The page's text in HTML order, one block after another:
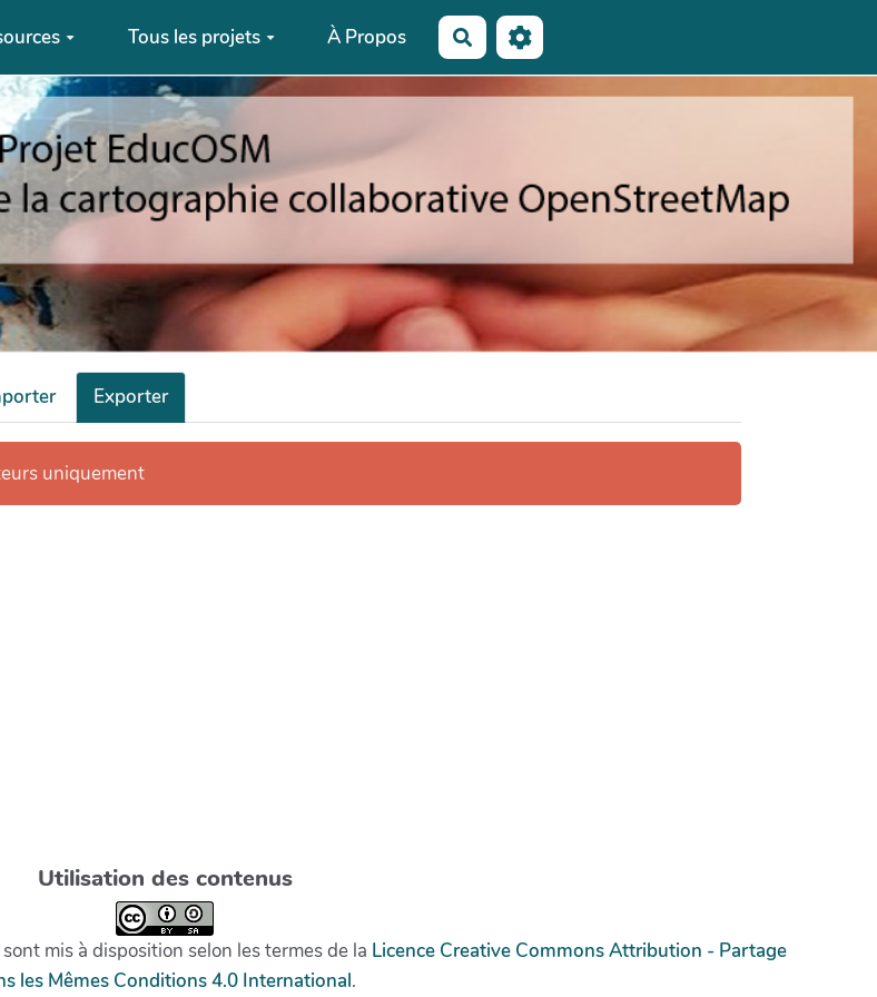
Tous les projets À Propos Rechercher
Exporter
uniquement
Utilisation des contenus
mis à disposition selon les termes de la Licence Creative Commons Attribution - Partage
les Mêmes Conditions 4.0 International.